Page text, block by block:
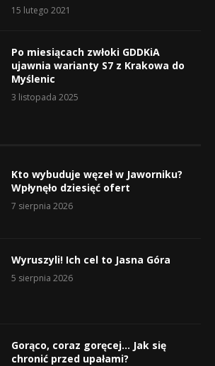
15 lutego 2021
Po miesiącach zwłoki GDDKiA
ujawnia warianty S7 z Krakowa do
Myślenic
3 listopada 2025
Kto wybuduje węzeł w Jaworniku?
Wpłynęło dziesięć ofert
7 sierpnia 2026
Wyruszyli! Ich cel to Jasna Góra
5 sierpnia 2026
Gorąco, coraz goręcej… Jak się
chronić przed upałami?